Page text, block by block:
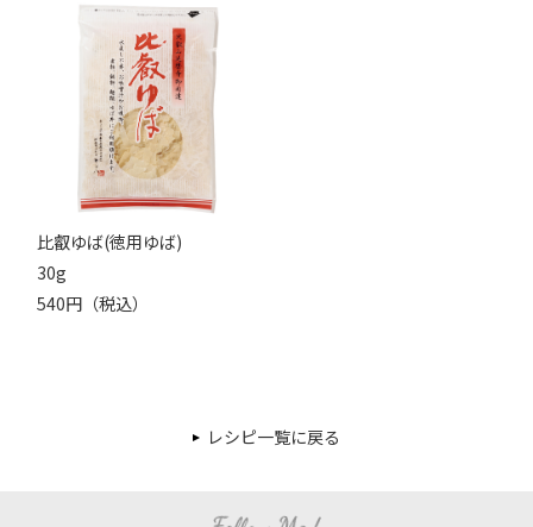
比叡ゆば(徳用ゆば)
30g
540円（税込）
レシピ一覧に戻る